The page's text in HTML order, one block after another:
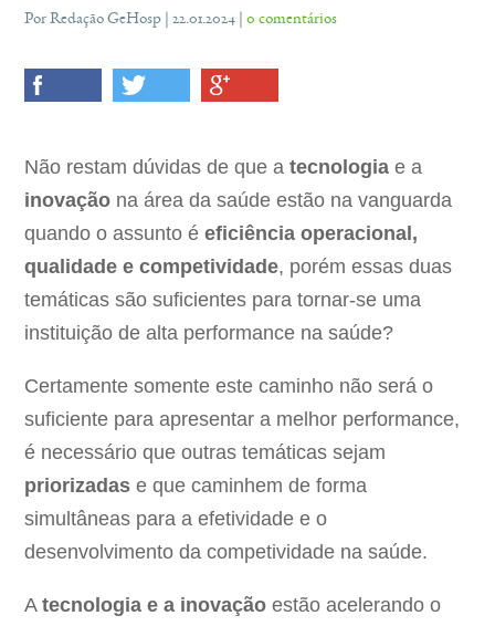
Por Redação GeHosp | 22.01.2024 |0 comentários
Não restam dúvidas de que atecnologiae a
inovação na área da saúde estão na vanguarda
quando o assunto éeficiência operacional,
qualidade e competividade, porém essas duas
temáticas são suficientes para tornar-se uma
instituição de alta performance na saúde?
Certamente somente este caminho não será o
suficiente para apresentar a melhor performance,
é necessário que outras temáticas sejam
priorizadas e que caminhem de forma
simultâneas para a efetividade e o
desenvolvimento da competividade na saúde.
Atecnologia e a inovação estão acelerando o